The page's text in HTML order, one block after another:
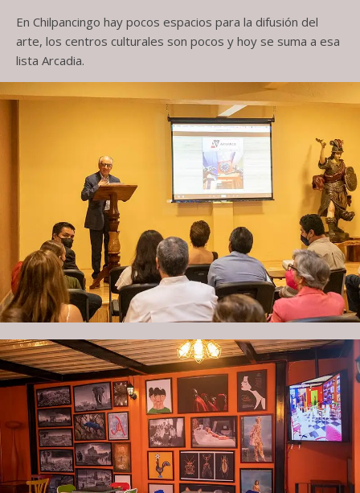
En Chilpancingo hay pocos espacios para la difusión del
arte, los centros culturales son pocos y hoy se suma a esa
lista Arcadia.